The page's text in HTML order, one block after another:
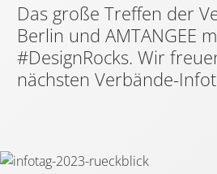
Das große Treffen der
Berlin und AMTANGEE
#DesignRocks. Wir
nächsten Verbände-